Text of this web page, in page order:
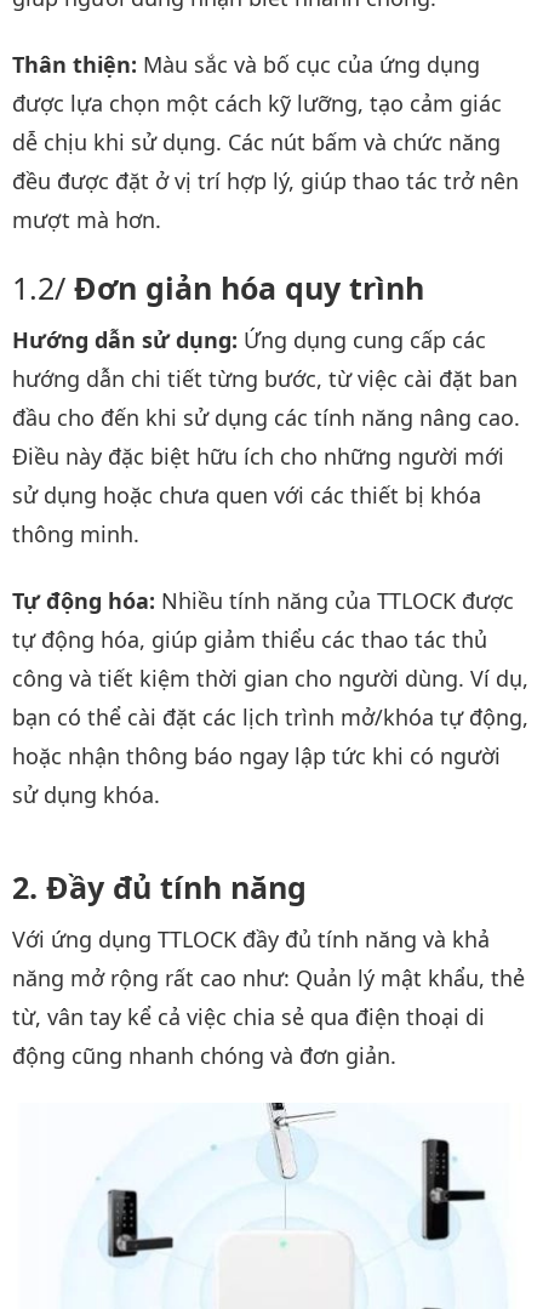
Thân thiện: Màu sắc và bố cục của ứng dụng
được lựa chọn một cách kỹ lưỡng, tạo cảm giác
dễ chịu khi sử dụng. Các nút bấm và chức năng
đều được đặt ở vị trí hợp lý, giúp thao tác trở nên
mượt mà hơn.
Đơn giản hóa quy trình
Hướng dẫn sử dụng: Ứng dụng cung cấp các
hướng dẫn chi tiết từng bước, từ việc cài đặt ban
đầu cho đến khi sử dụng các tính năng nâng cao.
Điều này đặc biệt hữu ích cho những người mới
sử dụng hoặc chưa quen với các thiết bị khóa
thông minh.
Tự động hóa: Nhiều tính năng của TTLOCK được
tự động hóa, giúp giảm thiểu các thao tác thủ
công và tiết kiệm thời gian cho người dùng. Ví dụ,
bạn có thể cài đặt các lịch trình mở/khóa tự động,
hoặc nhận thông báo ngay lập tức khi có người
sử dụng khóa.
Đầy đủ tính năng
Với ứng dụng TTLOCK đầy đủ tính năng và khả
năng mở rộng rất cao như: Quản lý mật khẩu, thẻ
từ, vân tay kể cả việc chia sẻ qua điện thoại di
động cũng nhanh chóng và đơn giản.